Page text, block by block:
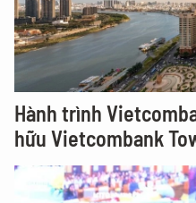
Hành trình
hữu Vietcombank